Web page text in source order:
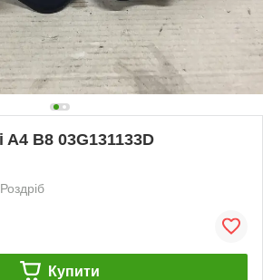
B8 03G131133D
Роздріб
Купити